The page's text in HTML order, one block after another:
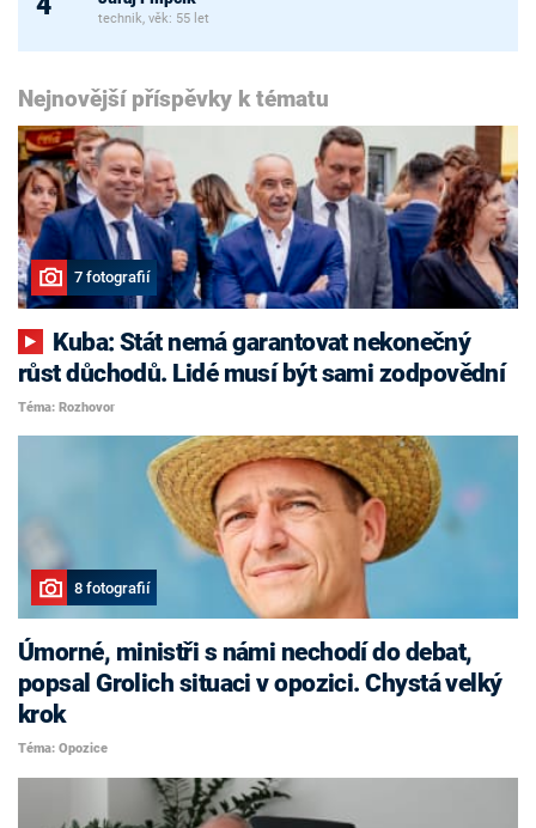
technik, věk: 55 let
Nejnovější příspěvky k tématu
7 fotografií
růst důchodů. Lidé musí být sami zodpovědní
Téma: Rozhovor
8 fotografií
Úmorné, ministři s námi nechodí do debat,
popsal Grolich situaci v opozici. Chystá velký
krok
Téma: Opozice